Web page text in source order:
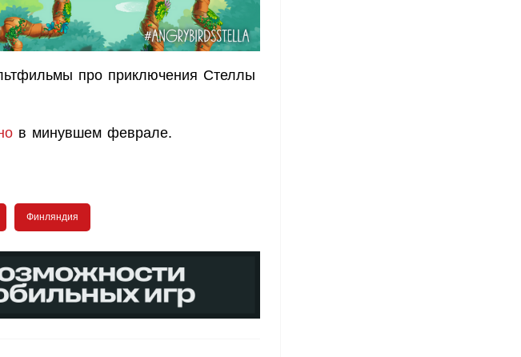
про приключения Стеллы
в минувшем феврале.
Финляндия